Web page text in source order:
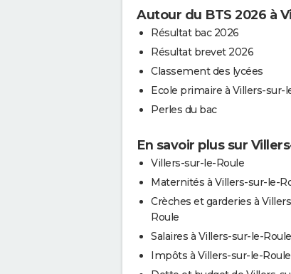
Autour du BTS 2026 à
Résultat bac 2026
Résultat brevet 2026
Classement des lycées
Ecole primaire à Villers-sur-
Perles du bac
En savoir plus sur
Villers-sur-le-Roule
Maternités à Villers-sur-le-
Crèches et garderies à
Roule
Salaires à Villers-sur-le-Roule
Impôts à Villers-sur-le-Roule